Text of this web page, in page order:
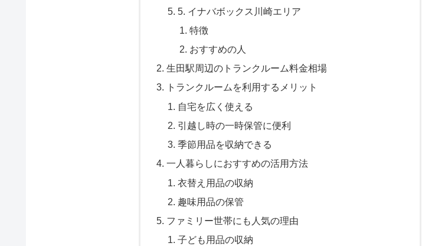
5. イナバボックス川崎エリア
特徴
おすすめの人
生田駅周辺のトランクルーム料金相場
トランクルームを利用するメリット
自宅を広く使える
引越し時の一時保管に便利
季節用品を収納できる
一人暮らしにおすすめの活用方法
衣替え用品の収納
趣味用品の保管
ファミリー世帯にも人気の理由
子ども用品の収納